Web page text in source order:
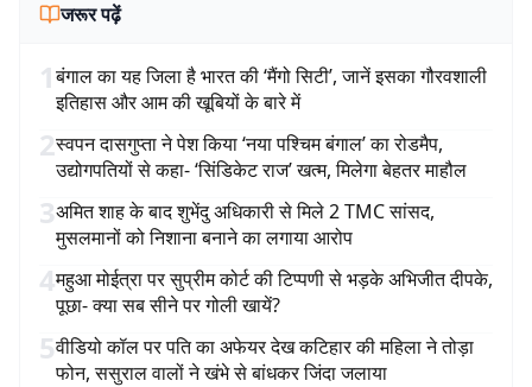
जरूर पढ़ें
1बंगाल का यह जिला है भारत की ‘मैंगो सिटी’, जानें इसका गौरवशाली
इतिहास और आम की खूबियों के बारे में
2स्वपन दासगुप्ता ने पेश किया ‘नया पश्चिम बंगाल’ का रोडमैप,
उद्योगपतियों से कहा- ‘सिंडिकेट राज’ खत्म, मिलेगा बेहतर माहौल
3अमित शाह के बाद शुभेंदु अधिकारी से मिले 2 TMC सांसद,
मुसलमानों को निशाना बनाने का लगाया आरोप
4महुआ मोईत्रा पर सुप्रीम कोर्ट की टिप्पणी से भड़के अभिजीत दीपके,
पूछा- क्या सब सीने पर गोली खायें?
5वीडियो कॉल पर पति का अफेयर देख कटिहार की महिला ने तोड़ा
फोन, ससुराल वालों ने खंभे से बांधकर जिंदा जलाया